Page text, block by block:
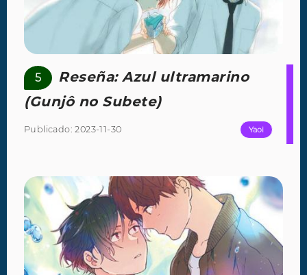
5
Reseña: Azul ultramarino
(Gunjô no Subete)
Publicado: 2023-11-30 Yaoi